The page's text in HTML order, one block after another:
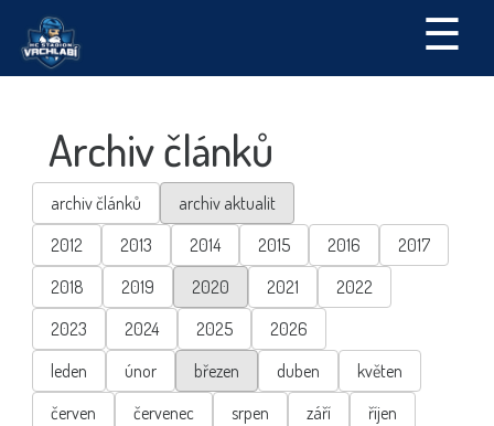
☰
Archiv článků
archiv článků
archiv aktualit
2012
2013 2014 2015 2016
2017
2018
2019 2020 2021
2022
2023
2024 2025
2026
leden
únor březen duben
květen
červen
červenec srpen září
říjen